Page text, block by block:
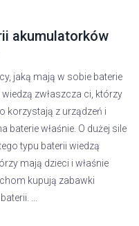
akumulatorków
jaką mają w sobie baterie
zwłaszcza ci, którzy
korzystają z urządzeń i
baterie właśnie. O dużej sile
typu baterii wiedzą
mają dzieci i właśnie
kupują zabawki
...